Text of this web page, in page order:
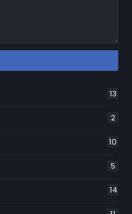
13
2
10
5
14